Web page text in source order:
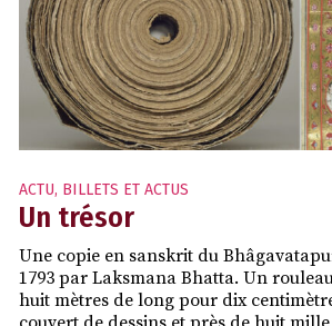
ACTU, BILLETS ET ACTUS
Un trésor
Une copie en sanskrit du
1793 par Laksmana Bhatta. Un
huit mètres de long pour dix